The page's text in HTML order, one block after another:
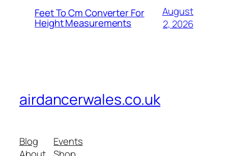
Feet To Cm Converter For
Height Measurements
August
2, 2026
airdancerwales.co.uk
Blog
Events